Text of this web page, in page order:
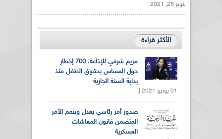
أكتوبر 28, 2021 |
الأكثر قراءة
مريم شرفي للإذاعة: 700 إخطار
حول المساس بحقوق الطفل منذ
بداية السنة الجارية
01 يونيو 2021 |
صدور أمر رئاسي يعدل ويتمم الأمر
المتضمن قانون المعاشات
العسكرية